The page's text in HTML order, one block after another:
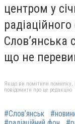
центром у
радіаційного
Слов’янська
що не
Якщо ви помітили помилку,
повідомити про це редакцію
#Слов’янськ